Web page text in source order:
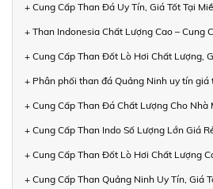
+ Cung Cấp Than Đá Uy Tín, Giá Tốt Tại
+ Than Indonesia Chất Lượng Cao – Cung
+ Cung Cấp Than Đốt Lò Hơi Chất Lượng,
+ Phân phối than đá Quảng Ninh uy tín
+ Cung Cấp Than Đá Chất Lượng Cho Nhà
+ Cung Cấp Than Indo Số Lượng Lớn Giá
+ Cung Cấp Than Đốt Lò Hơi Chất Lượng
+ Cung Cấp Than Quảng Ninh Uy Tín, Giá